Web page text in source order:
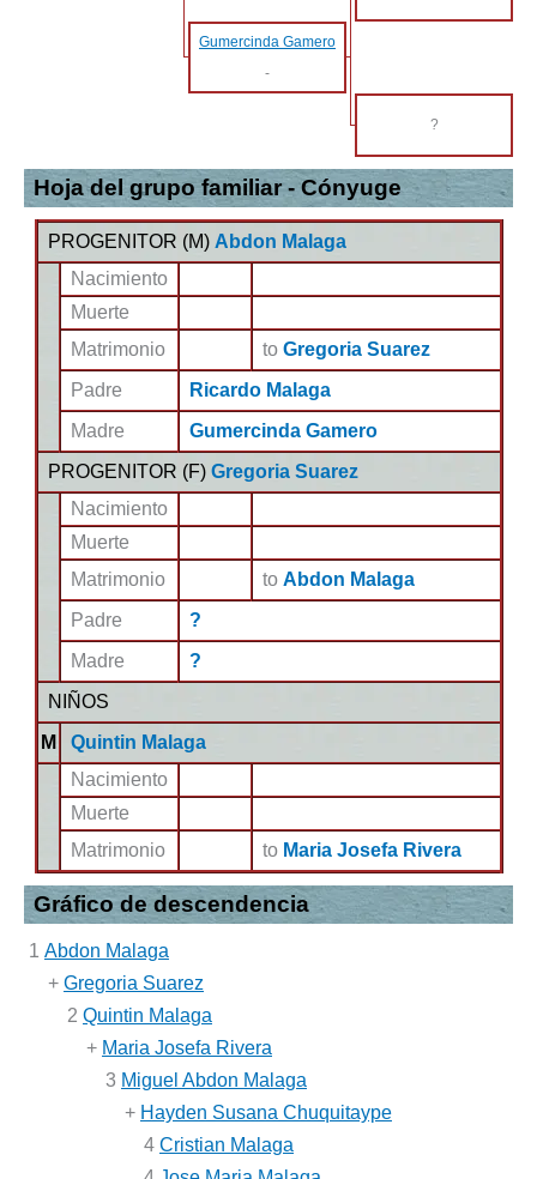
Gumercinda Gamero
-
?
Hoja del grupo familiar - Cónyuge
PROGENITOR (M) Abdon Malaga
Nacimiento
Muerte
Matrimonio
to Gregoria Suarez
Padre
Ricardo Malaga
Madre
Gumercinda Gamero
PROGENITOR (F) Gregoria Suarez
Nacimiento
Muerte
Matrimonio
to Abdon Malaga
Padre
?
Madre
?
NIÑOS
M
Quintin Malaga
Nacimiento
Muerte
Matrimonio
to Maria Josefa Rivera
Gráfico de descendencia
1 Abdon Malaga
+ Gregoria Suarez
2 Quintin Malaga
+ Maria Josefa Rivera
3 Miguel Abdon Malaga
+ Hayden Susana Chuquitaype
4 Cristian Malaga